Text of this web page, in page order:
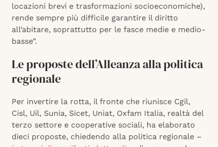
locazioni brevi e trasformazioni socioeconomiche),
rende sempre più difficile garantire il diritto
all’abitare, soprattutto per le fasce medie e medio-
basse”.
Le proposte dell’Alleanza alla politica
regionale
Per invertire la rotta, il fronte che riunisce Cgil,
Cisl, Uil, Sunia, Sicet, Uniat, Oxfam Italia, realtà del
terzo settore e cooperative sociali, ha elaborato
dieci proposte, chiedendo alla politica regionale –